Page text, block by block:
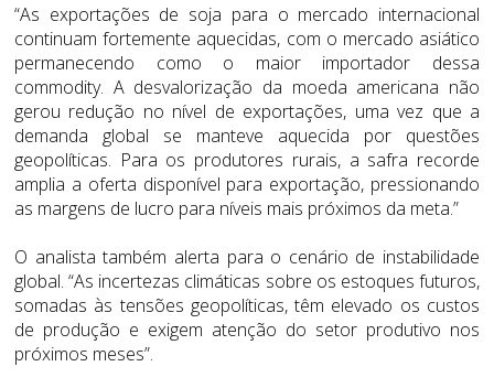
“As exportações de soja para o mercado internacional
continuam fortemente aquecidas, com o mercado asiático
permanecendo como o maior importador dessa
commodity. A desvalorização da moeda americana não
gerou redução no nível de exportações, uma vez que a
demanda global se manteve aquecida por questões
geopolíticas. Para os produtores rurais, a safra recorde
amplia a oferta disponível para exportação, pressionando
as margens de lucro para níveis mais próximos da meta.”
O analista também alerta para o cenário de instabilidade
global. “As incertezas climáticas sobre os estoques futuros,
somadas às tensões geopolíticas, têm elevado os custos
de produção e exigem atenção do setor produtivo nos
próximos meses”.